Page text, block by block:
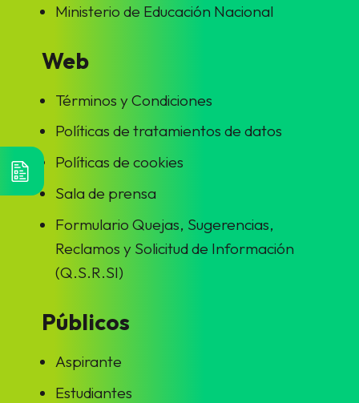
Ministerio de Educación Nacional
Web
Términos y Condiciones
Políticas de tratamientos de datos
Políticas de cookies
Sala de prensa
Formulario Quejas, Sugerencias,
Reclamos y Solicitud de Información
(Q.S.R.SI)
Públicos
Aspirante
Estudiantes